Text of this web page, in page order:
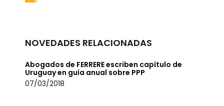
NOVEDADES RELACIONADAS
Abogados de FERRERE escriben capítulo de
Uruguay en guía anual sobre PPP
07/03/2018